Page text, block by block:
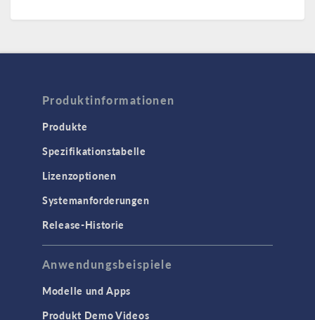
Produktinformationen
Produkte
Spezifikationstabelle
Lizenzoptionen
Systemanforderungen
Release-Historie
Anwendungsbeispiele
Modelle und Apps
Produkt Demo Videos